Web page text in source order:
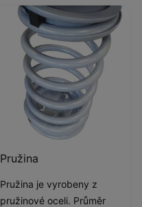
Pružina
Pružina je vyrobeny z
pružinové oceli. Průměr